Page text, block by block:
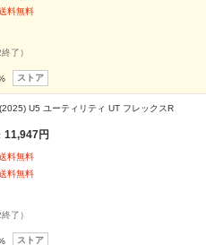
料無料
終了）
ストア
U5 ユーティリティ UT フレックスR
11,947円
料無料
料無料
終了）
ストア